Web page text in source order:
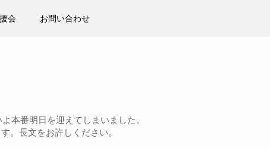
会 お問い合わせ
本番明日を迎えてしまいました。
。長文をお許しください。